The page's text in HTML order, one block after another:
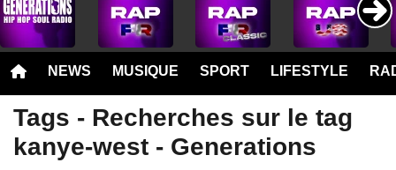
NEWS MUSIQUE SPORT LIFESTYLE
Tags - Recherches sur le tag
kanye-west - Generations